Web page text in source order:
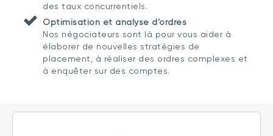
des taux concurrentiels.
Optimisation et analyse d’ordres
Nos négociateurs sont là pour vous aider à
élaborer de nouvelles stratégies de
placement, à réaliser des ordres complexes et
à enquêter sur des comptes.